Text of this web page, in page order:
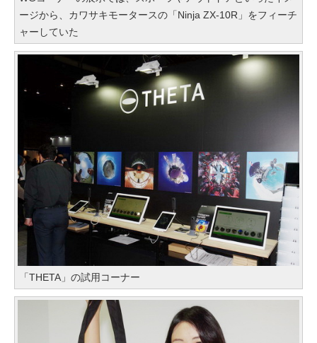
ージから、カワサキモータースの「Ninja ZX-10R」をフィーチ
ャーしていた
「THETA」の試用コーナー